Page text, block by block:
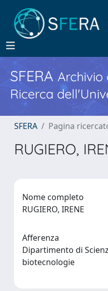
SFERA
Ricerca
SFERA Pagina
RUGIERO,
Nome completo
RUGIERO, IRENE
Afferenza
Dipartimento di
biotecnologie